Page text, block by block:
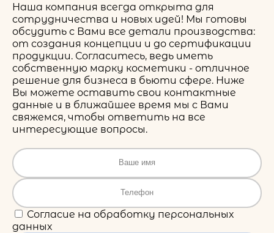
Наша компания всегда открыта для
сотрудничества и новых идей! Мы готовы
обсудить с Вами все детали производства:
от создания концепции и до сертификации
продукции. Согласитесь, ведь иметь
собственную марку косметики - отличное
решение для бизнеса в бьюти сфере. Ниже
Вы можете оставить свои контактные
данные и в ближайшее время мы с Вами
свяжемся, чтобы ответить на все
интересующие вопросы.
Согласие на обработку персональных
данных